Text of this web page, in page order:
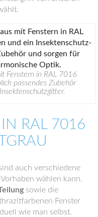
Fenstern in RAL 7016
passendes Zubehör
IN RAL 7016
auch verschiedene
wählen kann.
sowie die
Fenster
wie man selbst.